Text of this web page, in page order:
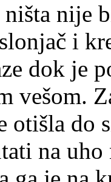
nije
i
dok je
vešom.
otišla do
na